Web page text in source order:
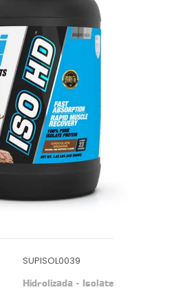
SUPISOL0039
Hidrolizada - Isolate